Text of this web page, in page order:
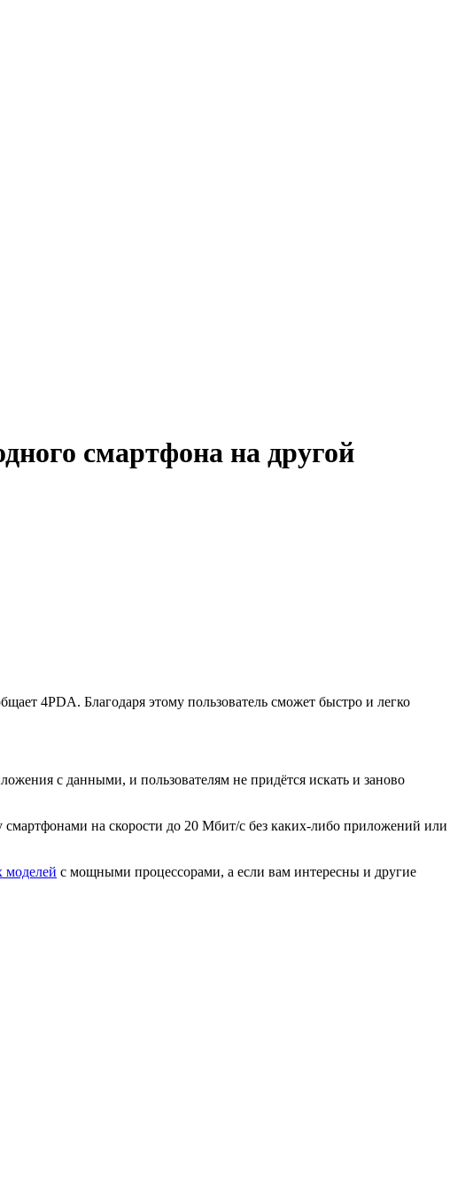
смартфона на другой
4PDA. Благодаря этому пользователь сможет быстро и легко
с данными, и пользователям не придётся искать и заново
на скорости до 20 Мбит/с без каких-либо приложений или
моделей с мощными процессорами, а если вам интересны и другие